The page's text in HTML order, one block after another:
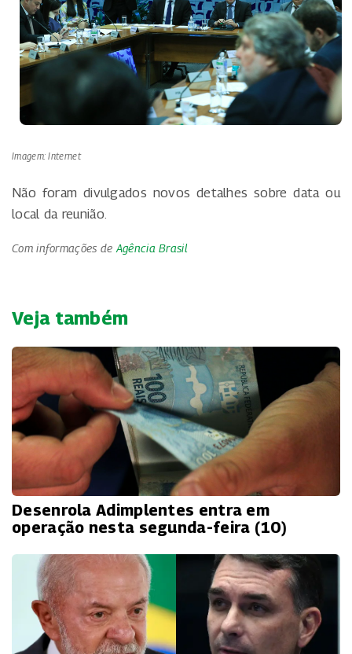
Imagem: Internet
Não foram divulgados novos detalhes sobre data ou
local da reunião.
Com informações de Agência Brasil
Veja também
Desenrola Adimplentes entra em
operação nesta segunda-feira (10)